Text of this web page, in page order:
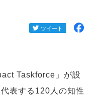
Taskforce」が設
表する120人の知性